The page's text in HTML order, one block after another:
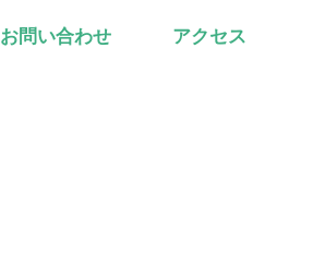
お問い合わせ アクセス